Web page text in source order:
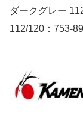
ダークグレー
112/120：753-